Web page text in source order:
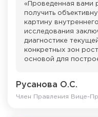
«Проведенная вами
получить
картину
исследования
диагностике
конкретных зон
основой для
Особо отмечаем,
организованный
Русанова О.С.
Член Правления Вице-